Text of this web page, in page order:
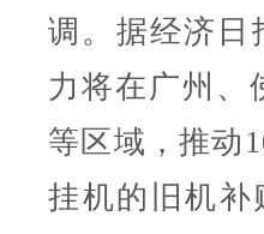
调。据经济日
力将在广州、
等区域，推动
挂机的旧机补